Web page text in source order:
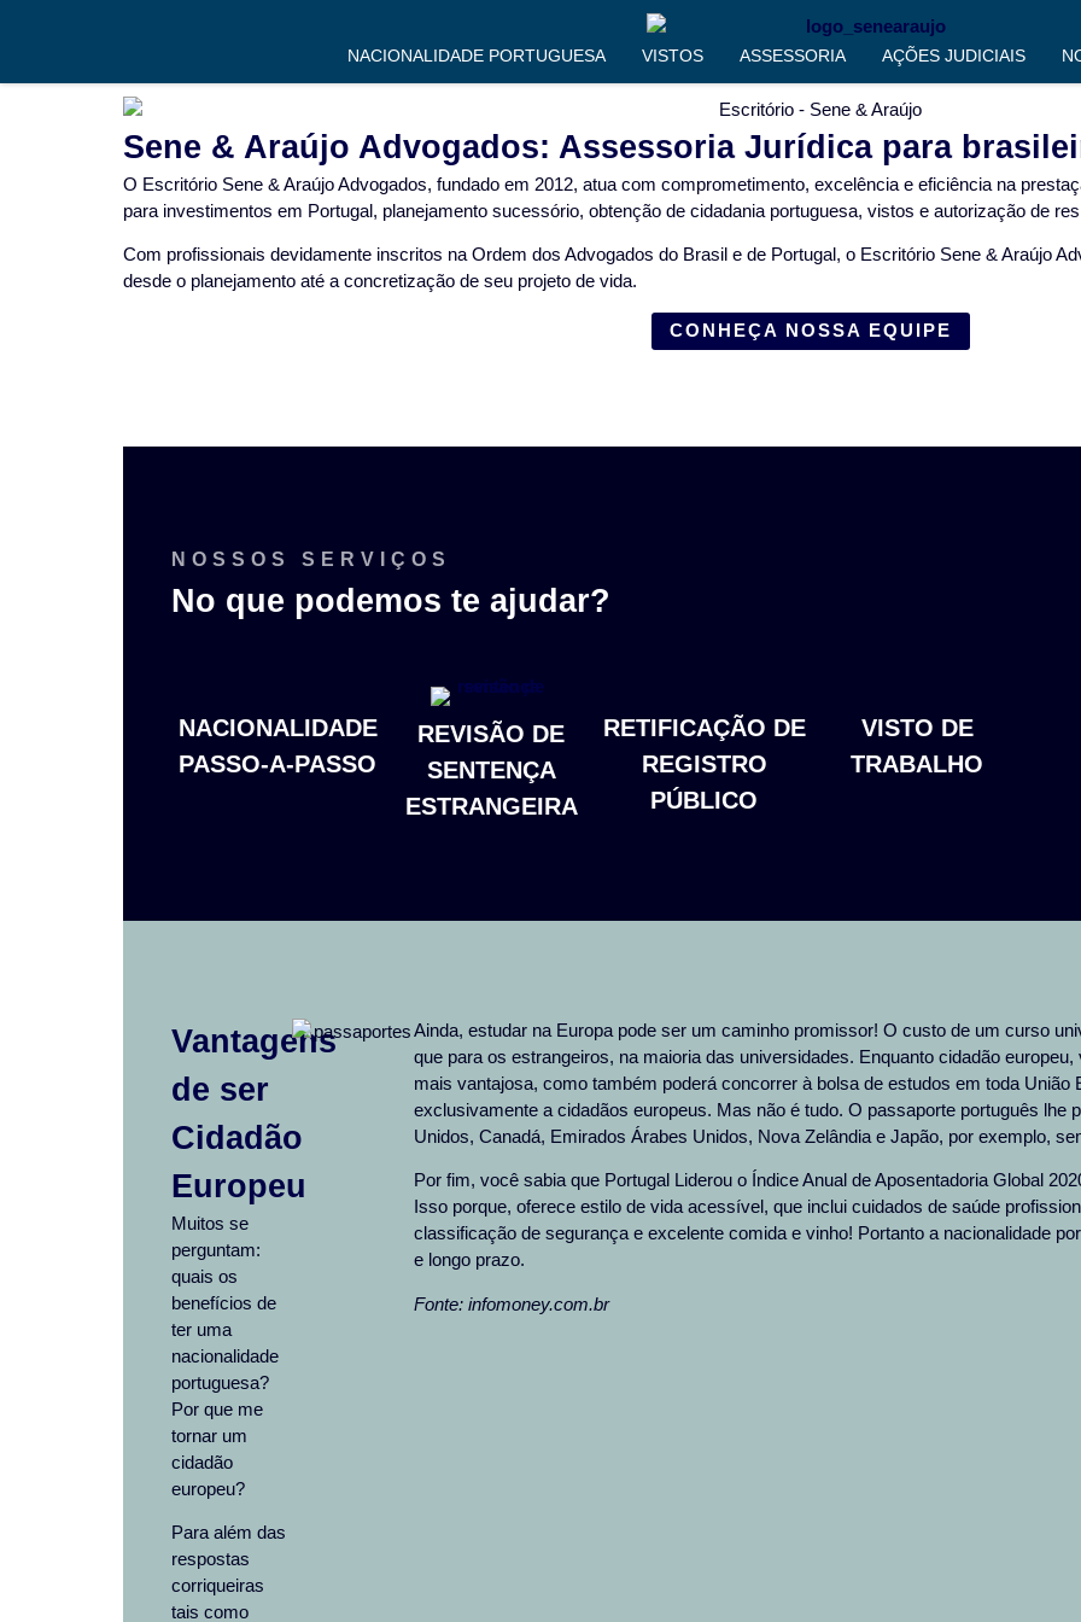
NACIONALIDADE PORTUGUESA VISTOS ASSESSORIA AÇÕES JUDICIAIS
Sene & Araújo Advogados: Assessoria Jurídica para
O Escritório Sene & Araújo Advogados, fundado em 2012, atua com comprometimento, excelência e eficiência na
para investimentos em Portugal, planejamento sucessório, obtenção de cidadania portuguesa, vistos e autorização de
Com profissionais devidamente inscritos na Ordem dos Advogados do Brasil e de Portugal, o Escritório Sene & Araújo
desde o planejamento até a concretização de seu projeto de vida.
CONHEÇA NOSSA EQUIPE
NOSSOS SERVIÇOS
No que podemos te ajudar?
NACIONALIDADE
PASSO-A-PASSO
REVISÃO DE
SENTENÇA
ESTRANGEIRA
RETIFICAÇÃO DE
REGISTRO
PÚBLICO
VISTO DE
TRABALHO
Vantagens
de ser
Cidadão
Europeu
Muitos se
perguntam:
quais os
benefícios de
ter uma
nacionalidade
portuguesa?
Por que me
tornar um
cidadão
europeu?
Para além das
respostas
corriqueiras
tais como
Ainda, estudar na Europa pode ser um caminho promissor! O custo de um curso
que para os estrangeiros, na maioria das universidades. Enquanto cidadão
mais vantajosa, como também poderá concorrer à bolsa de estudos em toda União
exclusivamente a cidadãos europeus. Mas não é tudo. O passaporte português
Unidos, Canadá, Emirados Árabes Unidos, Nova Zelândia e Japão, por exemplo,
Por fim, você sabia que Portugal Liderou o Índice Anual de Aposentadoria Global
Isso porque, oferece estilo de vida acessível, que inclui cuidados de saúde
classificação de segurança e excelente comida e vinho! Portanto a nacionalidade
e longo prazo.
Fonte: infomoney.com.br